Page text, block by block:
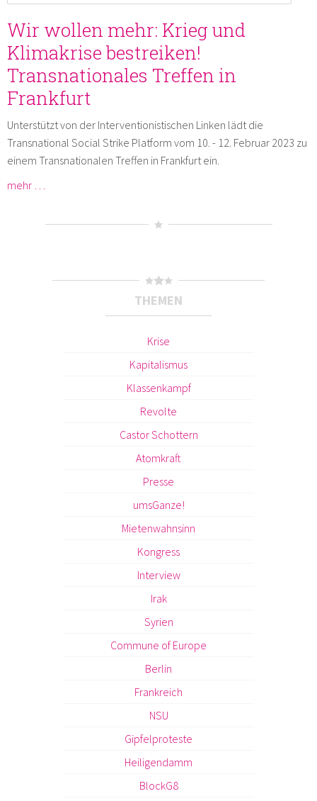
Wir wollen mehr: Krieg und
Klimakrise bestreiken!
Transnationales Treffen in
Frankfurt
Unterstützt von der Interventionistischen Linken lädt die
Transnational Social Strike Platform vom 10. - 12. Februar 2023 zu
einem Transnationalen Treffen in Frankfurt ein.
mehr …
THEMEN
Krise
Kapitalismus
Klassenkampf
Revolte
Castor Schottern
Atomkraft
Presse
umsGanze!
Mietenwahnsinn
Kongress
Interview
Irak
Syrien
Commune of Europe
Berlin
Frankreich
NSU
Gipfelproteste
Heiligendamm
BlockG8